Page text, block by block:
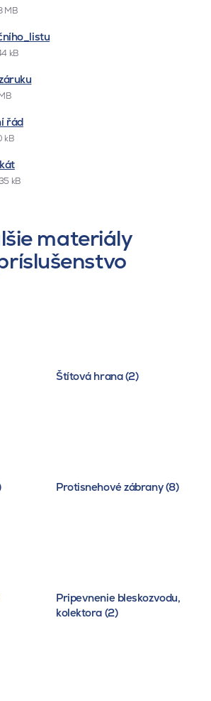
MB
kB
řád
kB
kB
materiály
Štítová hrana (2)
Protisnehové zábrany (8)
Pripevnenie bleskozvodu,
kolektora (2)